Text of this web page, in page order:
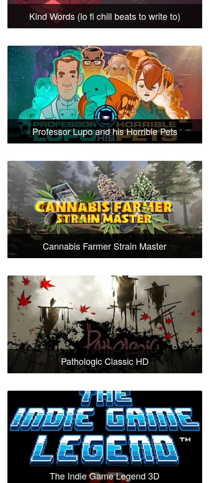
Kind Words (lo fi chill beats to write to)
Professor Lupo and his Horrible Pets
Cannabis Farmer Strain Master
Pathologic Classic HD
The Indie Game Legend 3D